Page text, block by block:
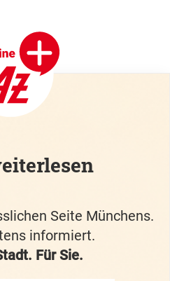
Seite Münchens.
informiert.
Für Sie.